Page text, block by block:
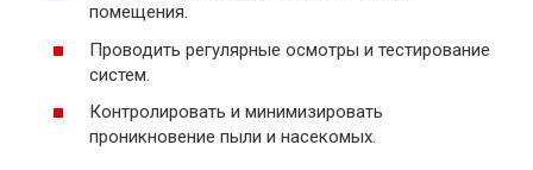
помещения.
Проводить регулярные осмотры и тестирование
систем.
Контролировать и минимизировать
проникновение пыли и насекомых.